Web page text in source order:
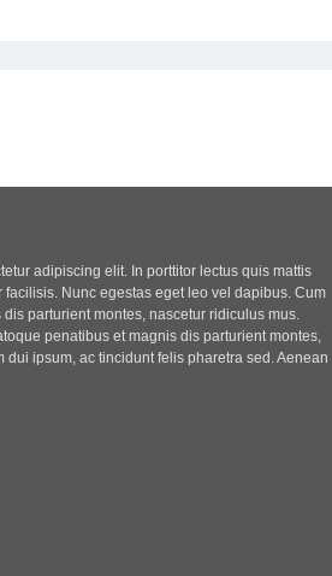
adipiscing elit. In porttitor lectus quis mattis
Nunc egestas eget leo vel dapibus. Cum
parturient montes, nascetur ridiculus mus.
penatibus et magnis dis parturient montes,
dui ipsum, ac tincidunt felis pharetra sed. Aenean